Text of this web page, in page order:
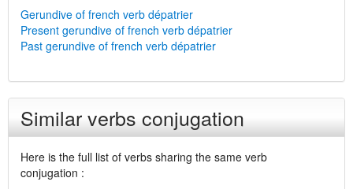
Gerundive of french verb dépatrier
Present gerundive of french verb dépatrier
Past gerundive of french verb dépatrier
Similar verbs conjugation
Here is the full list of verbs sharing the same verb
conjugation :